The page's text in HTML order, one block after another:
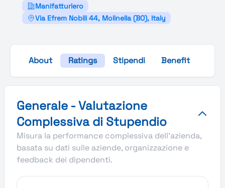
Manifatturiero
Via Efrem Nobili 44, Molinella (BO), Italy
About Ratings Stipendi Benefit
Generale - Valutazione
Complessiva di Stupendio
Misura la performance complessiva dell'azienda,
basata su dati sulle aziende, organizzazione e
feedback dei dipendenti.